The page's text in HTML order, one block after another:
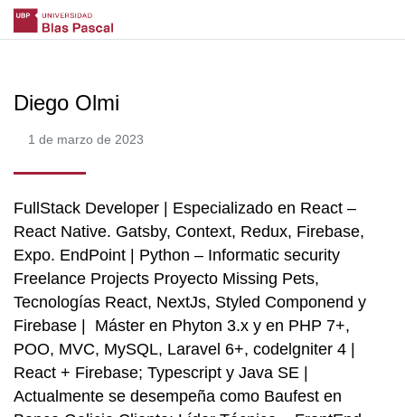
Diego Olmi
1 de marzo de 2023
FullStack Developer | Especializado en React –
React Native. Gatsby, Context, Redux, Firebase,
Expo. EndPoint | Python – Informatic security
Freelance Projects Proyecto Missing Pets,
Tecnologías React, NextJs, Styled Componend y
Firebase | Máster en Phyton 3.x y en PHP 7+,
POO, MVC, MySQL, Laravel 6+, codelgniter 4 |
React + Firebase; Typescript y Java SE |
Actualmente se desempeña como Baufest en